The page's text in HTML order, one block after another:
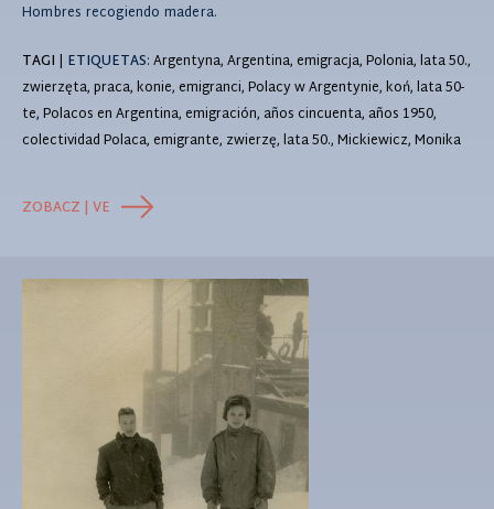
Hombres recogiendo madera.
TAGI | ETIQUETAS: Argentyna, Argentina, emigracja, Polonia, lata 50.,
zwierzęta, praca, konie, emigranci, Polacy w Argentynie, koń, lata 50-
te, Polacos en Argentina, emigración, años cincuenta, años 1950,
colectividad Polaca, emigrante, zwierzę, lata 50., Mickiewicz, Monika
ZOBACZ | VE